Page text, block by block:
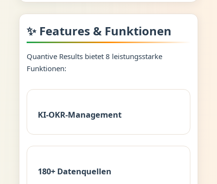
✨ Features & Funktionen
Quantive Results bietet 8 leistungsstarke
Funktionen:
KI-OKR-Management
180+ Datenquellen